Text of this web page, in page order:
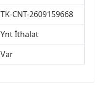
TK-CNT-2609159668
Ynt İthalat
Var